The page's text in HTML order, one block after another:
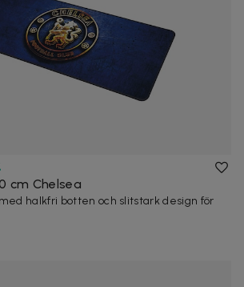
cm Chelsea
halkfri botten och slitstark design för